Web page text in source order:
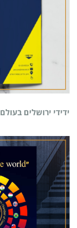
ידידי ירושלים בעולם